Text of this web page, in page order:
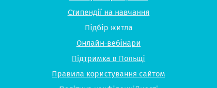
Стипендії на навчання
Підбір житла
Онлайн-вебінари
Підтримка в Польщі
Правила користування сайтом